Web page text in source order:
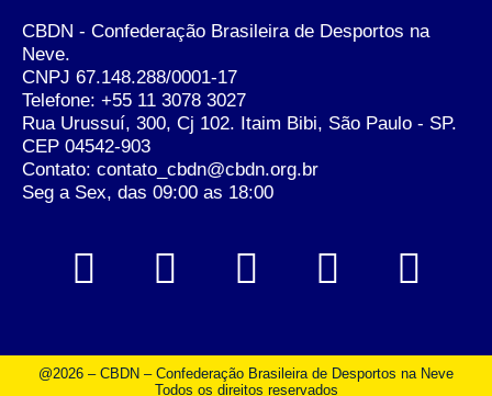
CBDN - Confederação Brasileira de Desportos na
Neve.
CNPJ 67.148.288/0001-17
Telefone: +55 11 3078 3027
Rua Urussuí, 300, Cj 102. Itaim Bibi, São Paulo - SP.
CEP 04542-903
Contato: contato_cbdn@cbdn.org.br
Seg a Sex, das 09:00 as 18:00
@2026 – CBDN – Confederação Brasileira de Desportos na Neve
Todos os direitos reservados